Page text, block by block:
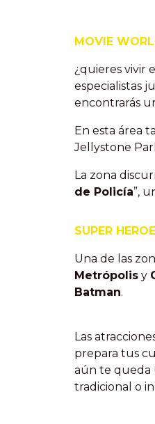
MOVIE
¿quieres vivir
especialistas
encontrarás
En esta área
Jellystone
La zona
de Policía”,
SUPER
Una de las
Metrópolis y
Batman.
Las
prepara tus
aún te queda
tradicional o